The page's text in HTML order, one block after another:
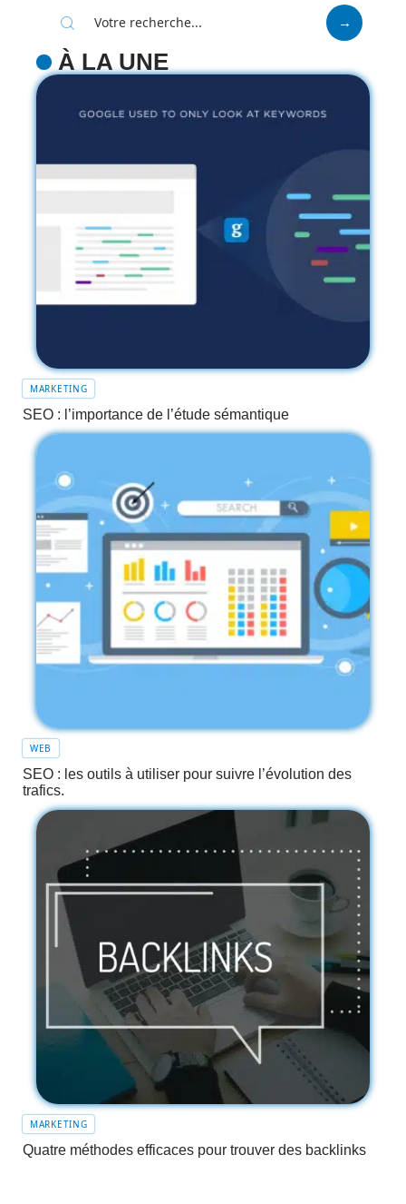
À LA UNE
MARKETING
SEO : l’importance de l’étude sémantique
WEB
SEO : les outils à utiliser pour suivre l’évolution des
trafics.
MARKETING
Quatre méthodes efficaces pour trouver des backlinks